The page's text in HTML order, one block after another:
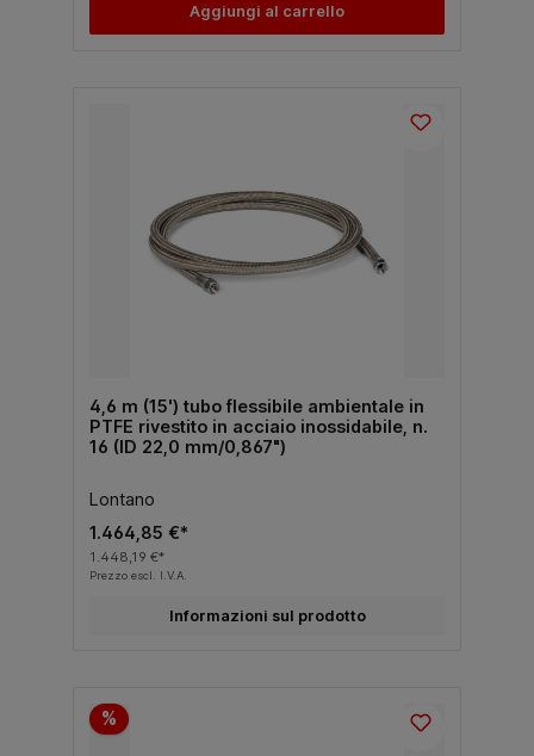
Aggiungi al carrello
4,6 m (15') tubo flessibile ambientale in
PTFE rivestito in acciaio inossidabile, n.
16 (ID 22,0 mm/0,867")
Lontano
1.464,85 €*
1.448,19 €*
Prezzo escl. I.V.A.
Informazioni sul prodotto
%